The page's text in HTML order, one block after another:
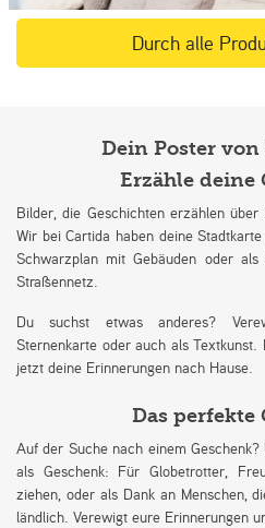
Durch alle
Dein Poster
Erzähle deine
Bilder, die Geschichten erzählen über
Wir bei Cartida haben deine
Schwarzplan mit Gebäuden oder
Straßennetz.
Du suchst etwas anderes?
Sternenkarte oder auch als
jetzt deine Erinnerungen nach Hause.
Das perfekte
Auf der Suche nach einem
als Geschenk: Für Globetrotter,
ziehen, oder als Dank an Menschen,
ländlich. Verewigt eure Erinnerungen